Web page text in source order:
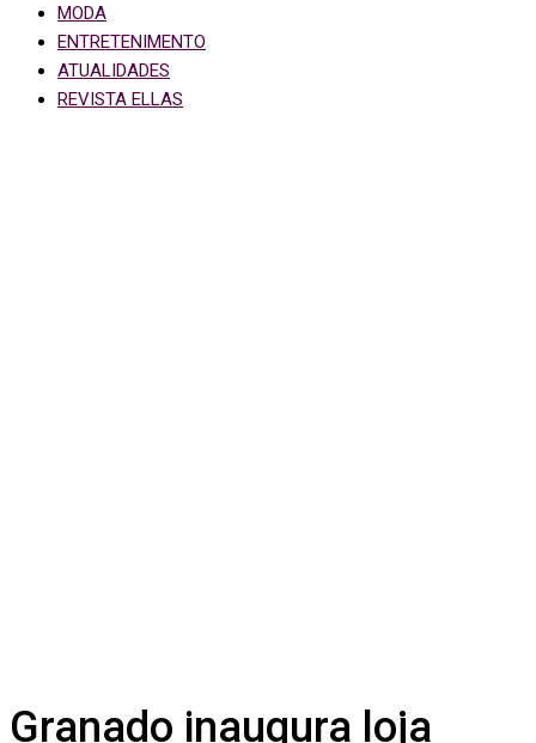
MODA
ENTRETENIMENTO
ATUALIDADES
REVISTA ELLAS
Granado inaugura loja